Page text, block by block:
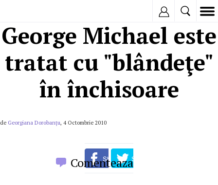
George Michael este
tratat cu "blândeţe"
în închisoare
de Georgiana Dorobanțu, 4 Octombrie 2010
Comenteaza